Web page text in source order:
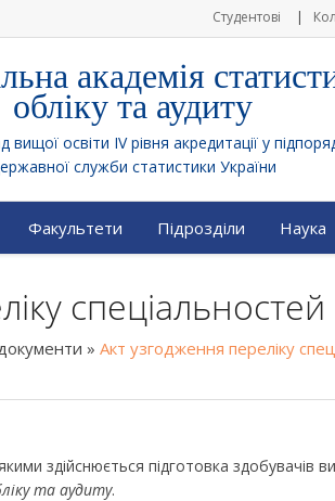
Студентові
академія
обліку та аудиту
освіти IV рівня акредитації у
служби статистики України
Факультети Підрозділи Наука
спеціальностей
» Акт узгодження переліку
здійснюється підготовка здобувачів
та аудиту.